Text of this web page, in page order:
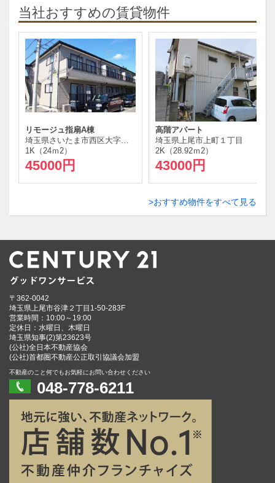
当社おすすめの賃貸物件
リモージュ指扇A棟
1K（24ｍ 2）
45000円
高階アパート
埼玉県上尾市上町１丁目
2K（28.92ｍ 2）
43000円
おすすめ物件をすべて見る
〒362-0042
埼玉県上尾市谷津２丁目1-50-283F
営業時間：10:00～19:00
定休日：水曜日、木曜日
埼玉県知事(2)第23623号
(公社)全日本不動産協会
(公社)首都圏不動産公正取引協議会加盟
不動産のこと何でもお気軽にお問い合わせください
048-778-6211